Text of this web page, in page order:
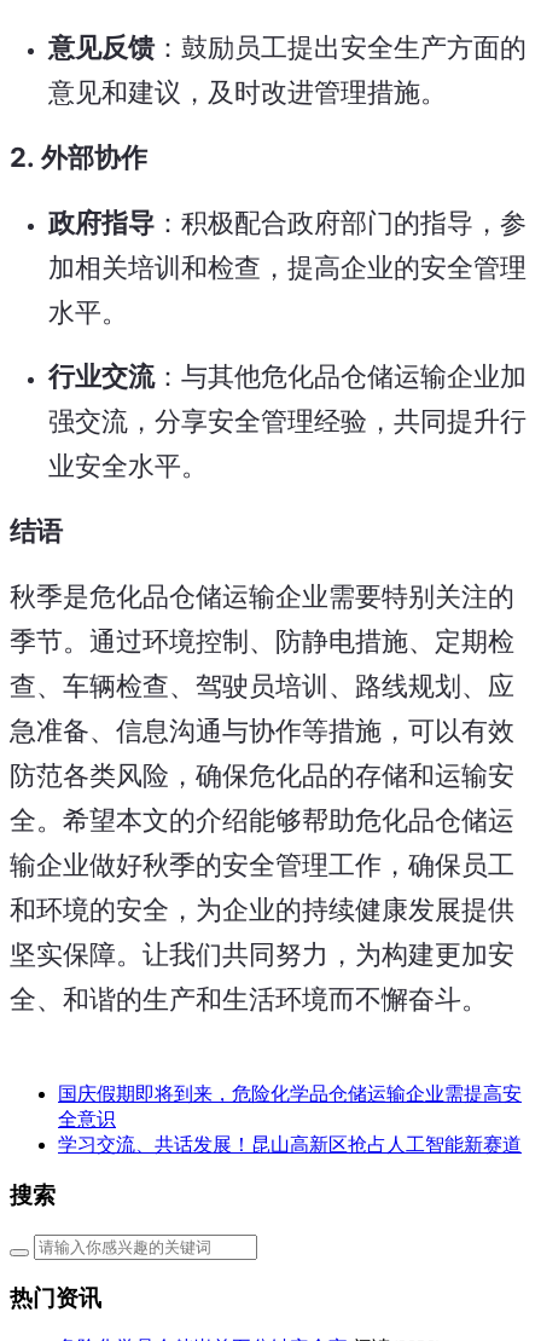
意见反馈：鼓励员工提出安全生产方面的
意见和建议，及时改进管理措施。
2. 外部协作
政府指导 ：积极配合政府部门的指导，参
加相关培训和检查，提高企业的安全管理
水平。
行业交流：与其他危化品仓储运输企业加
强交流，分享安全管理经验，共同提升行
业安全水平。
结语
秋季是危化品仓储运输企业需要特别关注的
季节。通过环境控制、防静电措施、定期检
查、车辆检查、驾驶员培训、路线规划、应
急准备、信息沟通与协作等措施，可以有效
防范各类风险，确保危化品的存储和运输安
全。希望本文的介绍能够帮助危化品仓储运
输企业做好秋季的安全管理工作，确保员工
和环境的安全，为企业的持续健康发展提供
坚实保障。让我们共同努力，为构建更加安
全、和谐的生产和生活环境而不懈奋斗。
​国庆假期即将到来，危险化学品仓储运输企业需提高安
全意识
学习交流、共话发展！昆山高新区抢占人工智能新赛道
搜索
热门资讯